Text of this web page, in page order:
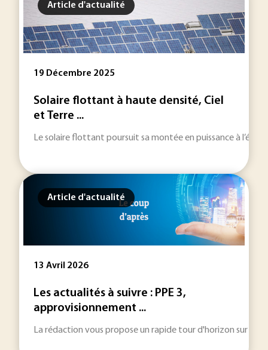
Article d'actualité
19 Décembre 2025
Solaire flottant à haute densité, Ciel
et Terre ...
Le solaire flottant poursuit sa montée en puissance à
Article d'actualité
13 Avril 2026
Les actualités à suivre : PPE 3,
approvisionnement ...
La rédaction vous propose un rapide tour d'horizon sur les